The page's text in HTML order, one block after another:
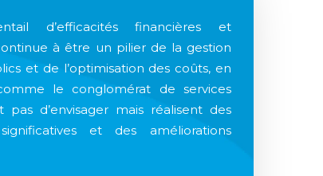
d’efficacités financières et
à être un pilier de la gestion
et de l’optimisation des coûts, en
le conglomérat de services
d’envisager mais réalisent des
et des améliorations